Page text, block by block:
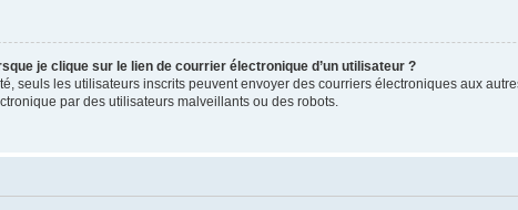
je clique sur le lien de courrier électronique d’un utilisateur ?
seuls les utilisateurs inscrits peuvent envoyer des courriers électroniques aux
par des utilisateurs malveillants ou des robots.